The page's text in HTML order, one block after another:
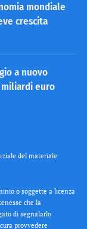
mondiale
crescita
a nuovo
miliardi euro
del materiale
o soggette a licenza
che la
di segnalarlo
provvedere